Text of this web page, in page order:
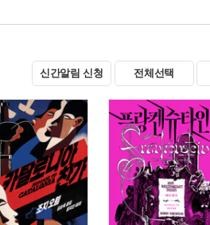
신간알림 신청 전체선택